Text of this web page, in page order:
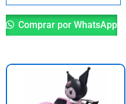
Comprar por WhatsApp